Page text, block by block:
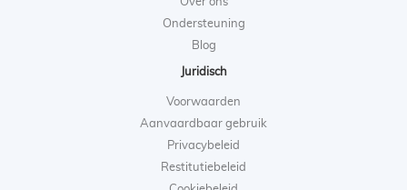
Ondersteuning
Blog
Juridisch
Voorwaarden
Aanvaardbaar gebruik
Privacybeleid
Restitutiebeleid